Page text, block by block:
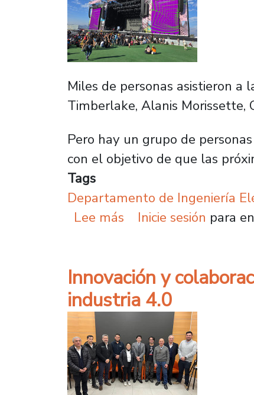
Miles de personas asistieron a
Timberlake, Alanis Morissette,
Pero hay un grupo de
con el objetivo de que las
Tags
Departamento de Ingeniería
Lee más sobre Plantel
Inicie sesión para
Innovación y
industria 4.0